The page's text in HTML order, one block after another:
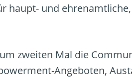
haupt- und
zweiten Mal die
Angeboten,